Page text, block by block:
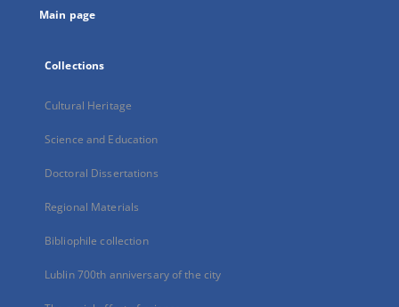
Main page
Collections
Cultural Heritage
Science and Education
Doctoral Dissertations
Regional Materials
Bibliophile collection
Lublin 700th anniversary of the city